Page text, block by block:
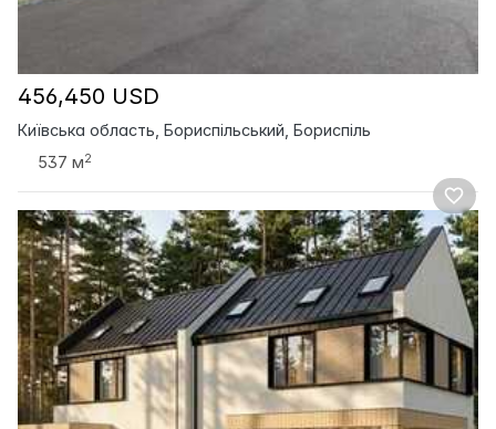
456,450 USD
Київська область, Бориспільський, Бориспіль
537 м2